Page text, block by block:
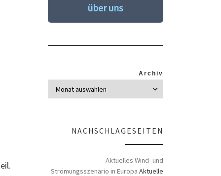
über uns
Archiv
NACHSCHLAGESEITEN
Aktuelles Wind- und
Strömungsszenario in Europa Aktuelle